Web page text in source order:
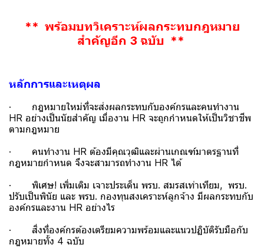
** พร้อมบทวิเคราะห์ผลกระทบกฎหมาย
สำคัญอีก 3 ฉบับ **
หลักการและเหตุผล
· กฎหมายใหม่ที่จะส่งผลกระทบกับองค์กรและคนทำงาน
HR อย่างเป็นนัยสำคัญ เมื่องาน HR จะถูกกำหนดให้เป็นวิชาชีพ
ตามกฎหมาย
· คนทำงาน HR ต้องมีคุณวุฒิและผ่านเกณฑ์มาตรฐานที่
กฎหมายกำหนด จึงจะสามารถทำงาน HR ได้
· พิเศษ! เพิ่มเติม เจาะประเด็น พรบ. สมรสเท่าเทียม, พรบ.
ปรับเป็นพินัย และ พรบ. กองทุนสงเคราะห์ลูกจ้าง มีผลกระทบกับ
องค์กรและงาน HR อย่างไร
· สิ่งที่องค์กรต้องเตรียมความพร้อมและแนวปฏิบัติรับมือกับ
กฎหมายทั้ง 4 ฉบับ